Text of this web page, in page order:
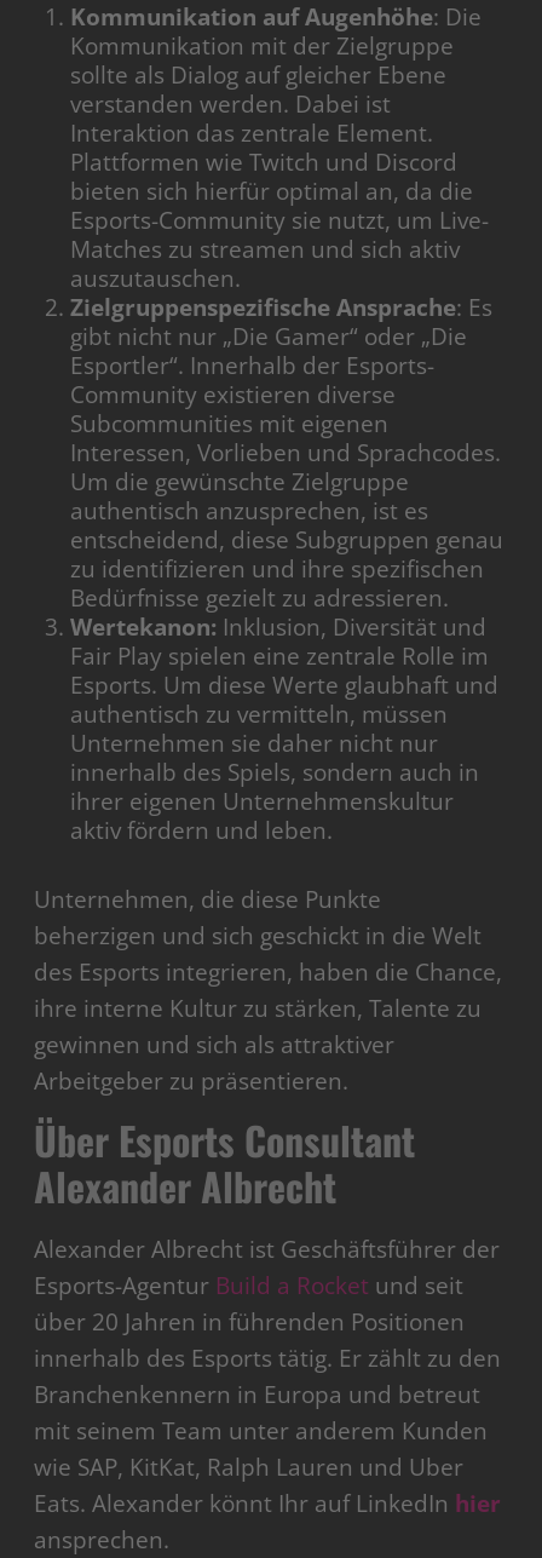
Kommunikation auf Augenhöhe: Die
Kommunikation mit der Zielgruppe
sollte als Dialog auf gleicher Ebene
verstanden werden. Dabei ist
Interaktion das zentrale Element.
Plattformen wie Twitch und Discord
bieten sich hierfür optimal an, da die
Esports-Community sie nutzt, um Live-
Matches zu streamen und sich aktiv
auszutauschen.
Zielgruppenspezifische Ansprache: Es
gibt nicht nur „Die Gamer“ oder „Die
Esportler“. Innerhalb der Esports-
Community existieren diverse
Subcommunities mit eigenen
Interessen, Vorlieben und Sprachcodes.
Um die gewünschte Zielgruppe
authentisch anzusprechen, ist es
entscheidend, diese Subgruppen genau
zu identifizieren und ihre spezifischen
Bedürfnisse gezielt zu adressieren.
Wertekanon: Inklusion, Diversität und
Fair Play spielen eine zentrale Rolle im
Esports. Um diese Werte glaubhaft und
authentisch zu vermitteln, müssen
Unternehmen sie daher nicht nur
innerhalb des Spiels, sondern auch in
ihrer eigenen Unternehmenskultur
aktiv fördern und leben.
Unternehmen, die diese Punkte
beherzigen und sich geschickt in die Welt
des Esports integrieren, haben die Chance,
ihre interne Kultur zu stärken, Talente zu
gewinnen und sich als attraktiver
Arbeitgeber zu präsentieren.
Über Esports Consultant
Alexander Albrecht
Alexander Albrecht ist Geschäftsführer der
Esports-Agentur Build a Rocket und seit
über 20 Jahren in führenden Positionen
innerhalb des Esports tätig. Er zählt zu den
Branchenkennern in Europa und betreut
mit seinem Team unter anderem Kunden
wie SAP, KitKat, Ralph Lauren und Uber
Eats. Alexander könnt Ihr auf LinkedIn hier
ansprechen.